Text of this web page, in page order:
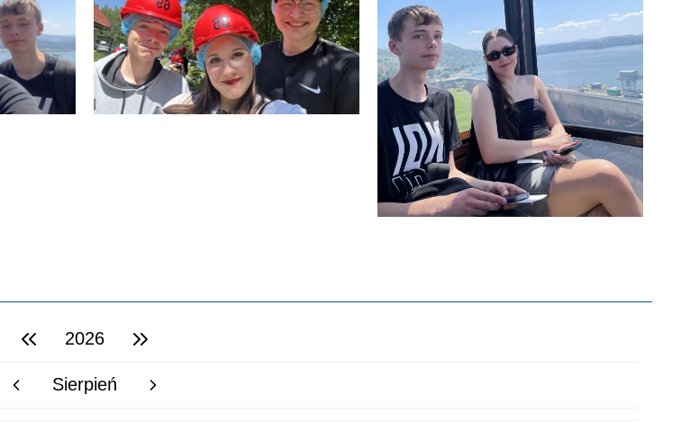
poprzedni rok2026 następny rok
poprzedni miesiącSierpień następny miesiąc